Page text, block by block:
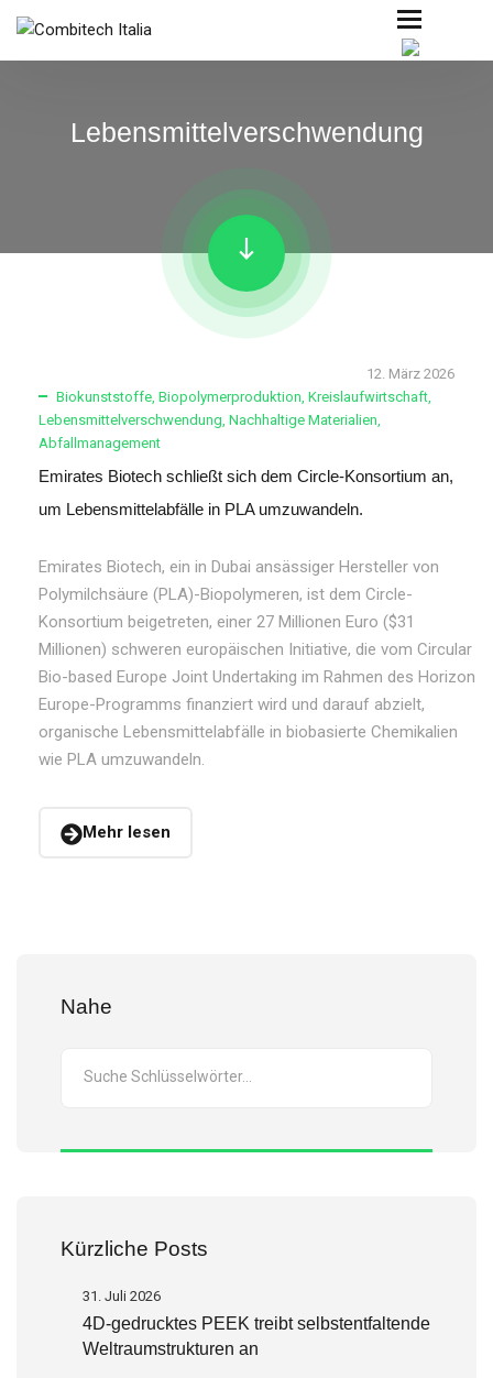
Lebensmittelverschwendung
12. März 2026
Biokunststoffe, Biopolymerproduktion, Kreislaufwirtschaft,
Lebensmittelverschwendung, Nachhaltige Materialien,
Abfallmanagement
Emirates Biotech schließt sich dem Circle-Konsortium an,
um Lebensmittelabfälle in PLA umzuwandeln.
Emirates Biotech, ein in Dubai ansässiger Hersteller von
Polymilchsäure (PLA)-Biopolymeren, ist dem Circle-
Konsortium beigetreten, einer 27 Millionen Euro ($31
Millionen) schweren europäischen Initiative, die vom Circular
Bio-based Europe Joint Undertaking im Rahmen des Horizon
Europe-Programms finanziert wird und darauf abzielt,
organische Lebensmittelabfälle in biobasierte Chemikalien
wie PLA umzuwandeln.
Mehr lesen
Nahe
Kürzliche Posts
31. Juli 2026
4D-gedrucktes PEEK treibt selbstentfaltende
Weltraumstrukturen an